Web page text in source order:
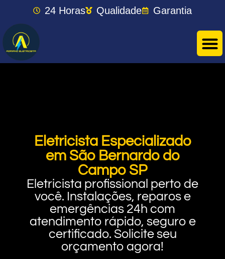
24 Horas Qualidade Garantia
Eletricista Especializado
em São Bernardo do
Campo SP
Eletricista profissional perto de
você. Instalações, reparos e
emergências 24h com
atendimento rápido, seguro e
certificado. Solicite seu
orçamento agora!